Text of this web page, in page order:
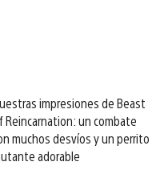
impresiones de Beast
Reincarnation: un combate
muchos desvíos y un perrito
adorable